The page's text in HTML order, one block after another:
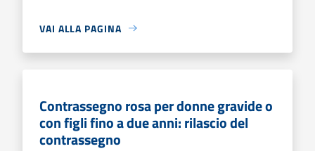
VAI ALLA PAGINA
Contrassegno rosa per donne gravide o
con figli fino a due anni: rilascio del
contrassegno